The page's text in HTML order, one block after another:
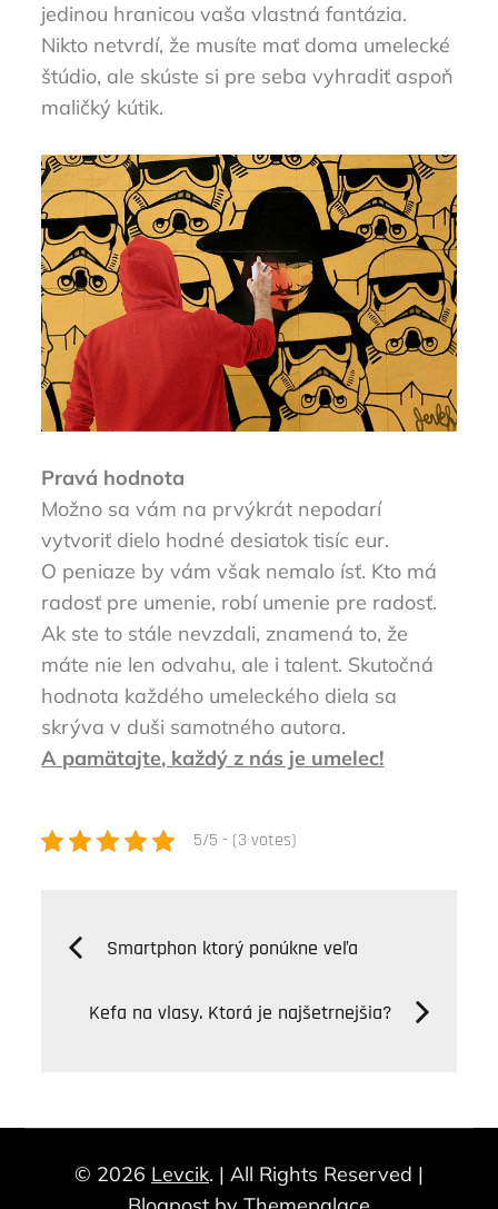
jedinou hranicou vaša vlastná fantázia.
Nikto netvrdí, že musíte mať doma umelecké
štúdio, ale skúste si pre seba vyhradiť aspoň
maličký kútik.
Pravá hodnota
Možno sa vám na prvýkrát nepodarí
vytvoriť dielo hodné desiatok tisíc eur.
O peniaze by vám však nemalo ísť. Kto má
radosť pre umenie, robí umenie pre radosť.
Ak ste to stále nevzdali, znamená to, že
máte nie len odvahu, ale i talent. Skutočná
hodnota každého umeleckého diela sa
skrýva v duši samotného autora.
A pamätajte, každý z nás je umelec!
5/5 - (3 votes)
Navigácia
Smartphon ktorý ponúkne veľa
Kefa na vlasy. Ktorá je najšetrnejšia?
© 2026 Levcik. | All Rights Reserved |